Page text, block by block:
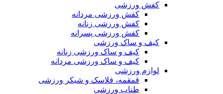
کفش ورزشی
کفش ورزشی مردانه
کفش ورزشی زنانه
کفش ورزشی پسرانه
کیف و ساک ورزشی
کیف و ساک ورزشی زنانه
کیف و ساک ورزشی مردانه
لوازم ورزشی
قمقمه، فلاسک و شیکر ورزشی
طناب ورزشی